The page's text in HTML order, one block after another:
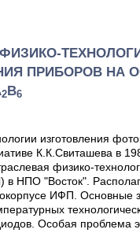
ПРИБОРОВ НА
2В6
изготовления
К.К.Свиташева в
физико-
НПО "Восток".
ИФП. Основные
Особая проблема